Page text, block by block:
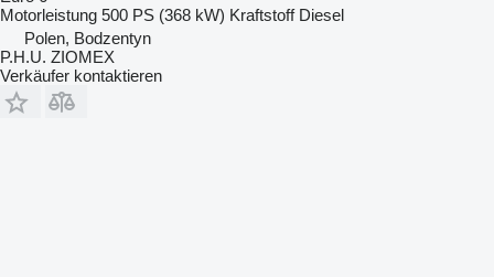
Motorleistung 500 PS (368 kW) Kraftstoff Diesel
Polen, Bodzentyn
P.H.U. ZIOMEX
Verkäufer kontaktieren